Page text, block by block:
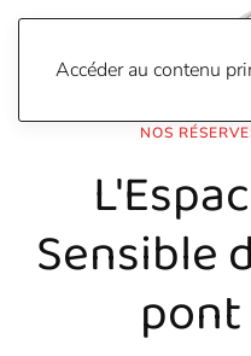
Accéder au contenu
NOS
Sensible
pont